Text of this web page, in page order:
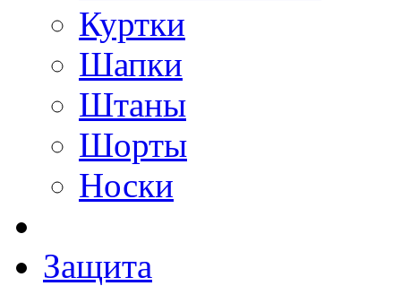
Куртки
Шапки
Штаны
Шорты
Носки
Защита